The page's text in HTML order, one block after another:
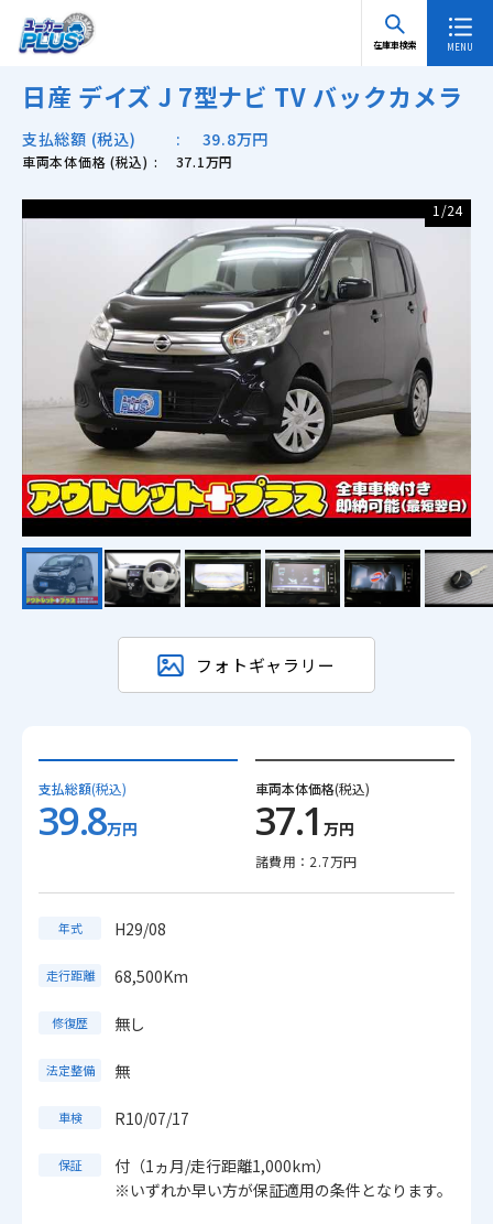
在庫車検索
TOP 在庫車検索 一覧 日産 デイズ J 7型ナビ TV バックカメラ
日産 デイズ J 7型ナビ TV バックカメラ
支払総額 (税込) 39.8万円
車両本体価格 (税込) 37.1万円
1 /24
フォトギャラリー
支払総額(税込)
39.8万円
車両本体価格(税込)
37.1 万円
諸費用：2.7万円
年式 H29/08
走行距離 68,500Km
修復歴 無し
法定整備 無
車検 R10/07/17
保証
付（1ヵ月/走行距離1,000km）
※いずれか早い方が保証適用の条件となります。